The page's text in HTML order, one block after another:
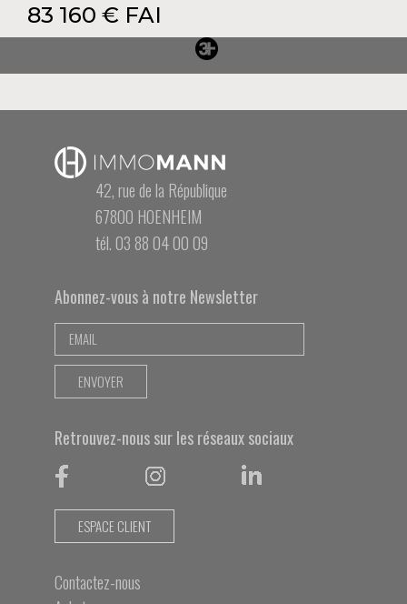
83 160 € FAI
42, rue de la République
67800 HOENHEIM
tél. 03 88 04 00 09
Abonnez-vous à notre Newsletter
Retrouvez-nous sur les réseaux sociaux
ESPACE CLIENT
Contactez-nous